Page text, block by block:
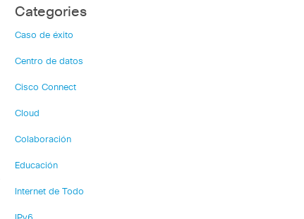
Categories
Caso de éxito
Centro de datos
Cisco Connect
Cloud
Colaboración
Educación
Internet de Todo